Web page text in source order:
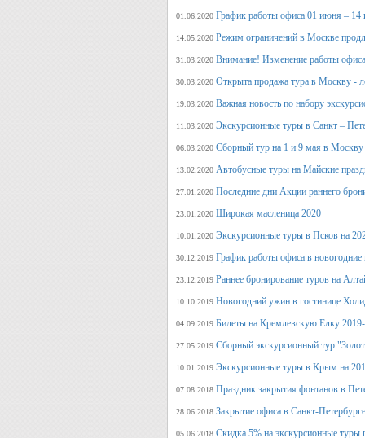
01.06.2020 График работы офиса 01 июня – 14
14.05.2020 Режим ограничений в Москве
31.03.2020 Внимание! Изменение работы
30.03.2020 Открыта продажа тура в Москву -
19.03.2020 Важная новость по набору
11.03.2020 Экскурсионные туры в Санкт –
06.03.2020 Сборный тур на 1 и 9 мая в Москву
13.02.2020 Автобусные туры на Майские
27.01.2020 Последние дни Акции раннего
23.01.2020 Широкая масленица 2020
10.01.2020 Экскурсионные туры в Псков на
30.12.2019 График работы офиса в новогодние
23.12.2019 Раннее бронирование туров на
10.10.2019 Новогодний ужин в гостинице
04.09.2019 Билеты на Кремлевскую Елку
27.05.2019 Сборный экскурсионный тур
10.01.2019 Экскурсионные туры в Крым на
07.08.2018 Праздник закрытия фонтанов в
28.06.2018 Закрытие офиса в Санкт-
05.06.2018 Скидка 5% на экскурсионные